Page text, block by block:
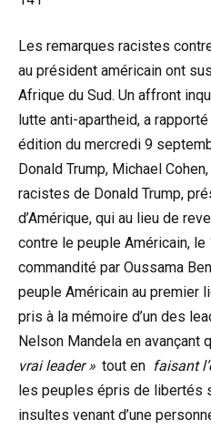
Les remarques racistes
au président américain ont
Afrique du Sud. Un affront
lutte anti-apartheid, a
édition du mercredi 9
Donald Trump, Michael
racistes de Donald Trump,
d’Amérique, qui au lieu de
contre le peuple Américain,
commandité par Oussama
peuple Américain au premier
pris à la mémoire d’un des
Nelson Mandela en avançant
vrai leader »tout en faisant
les peuples épris de libertés
insultes venant d’une